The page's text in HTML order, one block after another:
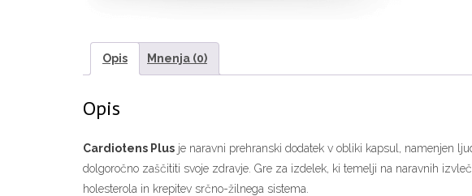
Opis Mnenja (0)
Opis
Cardiotens Plus je naravni prehranski dodatek v obliki kapsul, namenjen
dolgoročno zaščititi svoje zdravje. Gre za izdelek, ki temelji na naravnih
holesterola in krepitev srčno-žilnega sistema.